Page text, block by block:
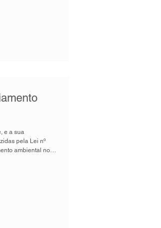
e a sua
pela Lei nº
ambiental no